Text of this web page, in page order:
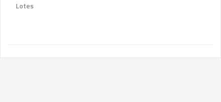
Lotes